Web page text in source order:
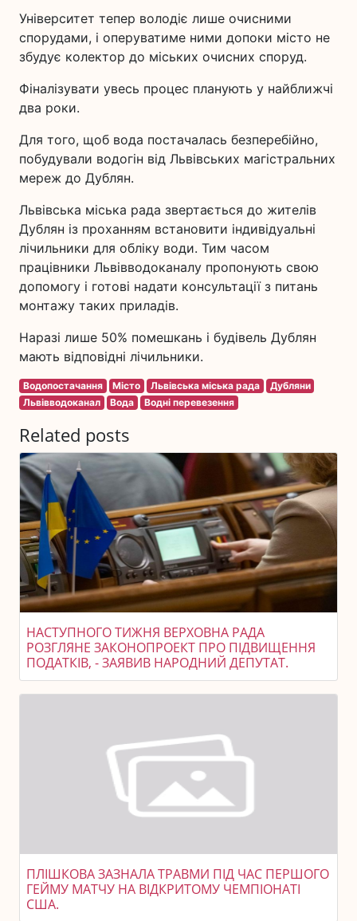
Університет тепер володіє лише очисними
спорудами, і оперуватиме ними допоки місто не
збудує колектор до міських очисних споруд.
Фіналізувати увесь процес планують у найближчі
два роки.
Для того, щоб вода постачалась безперебійно,
побудували водогін від Львівських магістральних
мереж до Дублян.
Львівська міська рада звертається до жителів
Дублян із проханням встановити індивідуальні
лічильники для обліку води. Тим часом
працівники Львівводоканалу пропонують свою
допомогу і готові надати консультації з питань
монтажу таких приладів.
Наразі лише 50% помешкань і будівель Дублян
мають відповідні лічильники.
Водопостачання Місто Львівська міська рада
Дубляни
Львівводоканал
Вода Водні перевезення
Related posts
НАСТУПНОГО ТИЖНЯ ВЕРХОВНА РАДА
РОЗГЛЯНЕ ЗАКОНОПРОЕКТ ПРО ПІДВИЩЕННЯ
ПОДАТКІВ, - ЗАЯВИВ НАРОДНИЙ ДЕПУТАТ.
ПЛІШКОВА ЗАЗНАЛА ТРАВМИ ПІД ЧАС ПЕРШОГО
ГЕЙМУ МАТЧУ НА ВІДКРИТОМУ ЧЕМПІОНАТІ
США.